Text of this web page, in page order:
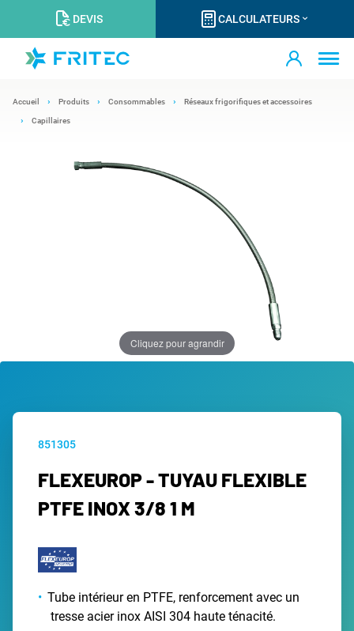
DEVIS CALCULATEURS
Accueil Produits Consommables Réseaux frigorifiques et accessoires
Capillaires
Cliquez pour agrandir
851305
FLEXEUROP - TUYAU FLEXIBLE
PTFE INOX 3/8 1 M
Tube intérieur en PTFE, renforcement avec un
tresse acier inox AISI 304 haute ténacité.